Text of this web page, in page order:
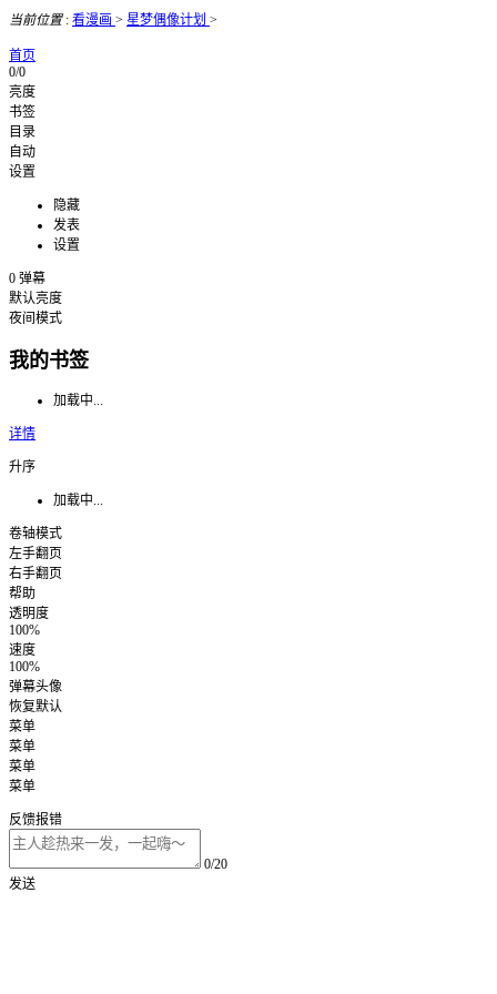
当前位置: 看漫画 > 星梦偶像计划 >
首页
0/0
亮度
书签
目录
自动
设置
隐藏
发表
设置
0 弹幕
默认亮度
夜间模式
我的书签
加载中...
详情
升序
加载中...
卷轴模式
左手翻页
右手翻页
帮助
透明度
100%
速度
100%
弹幕头像
恢复默认
菜单
菜单
菜单
菜单
反馈报错
0/20
发送